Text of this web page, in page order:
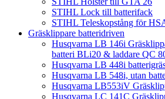
STIHL Lock till batterifack
STIHL Teleskopstång för
Gräsklippare batteridriven
Husqvarna LB 146i
batteri BLi20 & laddare QC
Husqvarna LB 448i
Husqvarna LB 548i, utan
Husqvarna LB553iV
Husqvarna LC 141C